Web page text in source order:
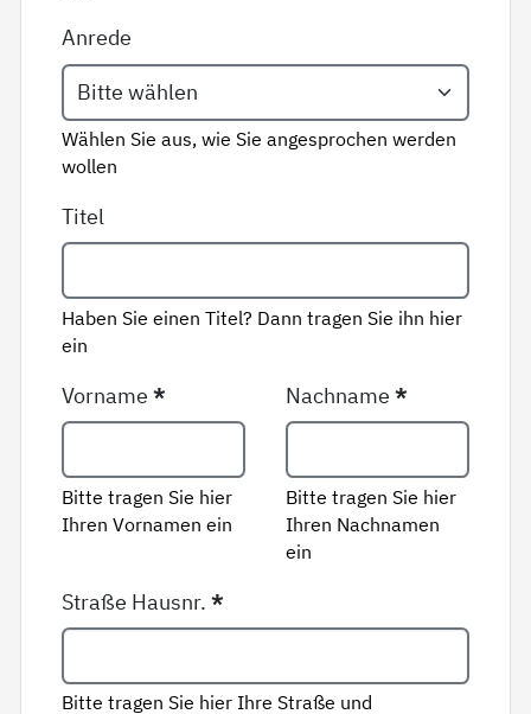
Anrede
Wählen Sie aus, wie Sie angesprochen werden
wollen
Titel
Haben Sie einen Titel? Dann tragen Sie ihn hier
ein
Vorname*
Bitte tragen Sie hier
Ihren Vornamen ein
Nachname*
Bitte tragen Sie hier
Ihren Nachnamen
ein
Straße Hausnr.*
Bitte tragen Sie hier Ihre Straße und